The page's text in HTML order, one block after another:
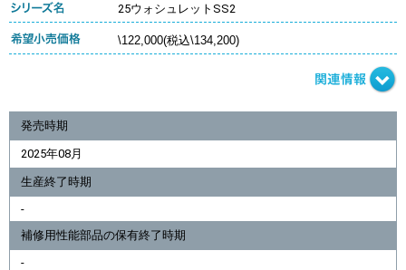
25ウォシュレットSS2
\122,000(税込\134,200)
発売時期
2025年08月
生産終了時期
-
補修用性能部品の保有終了時期
-